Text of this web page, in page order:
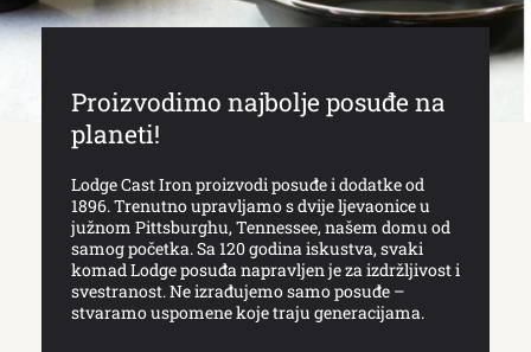
Proizvodimo najbolje posuđe na
planeti!
Lodge Cast Iron proizvodi posuđe i dodatke od
1896. Trenutno upravljamo s dvije ljevaonice u
južnom Pittsburghu, Tennessee, našem domu od
samog početka. Sa 120 godina iskustva, svaki
komad Lodge posuđa napravljen je za izdržljivost i
svestranost. Ne izrađujemo samo posuđe –
stvaramo uspomene koje traju generacijama.